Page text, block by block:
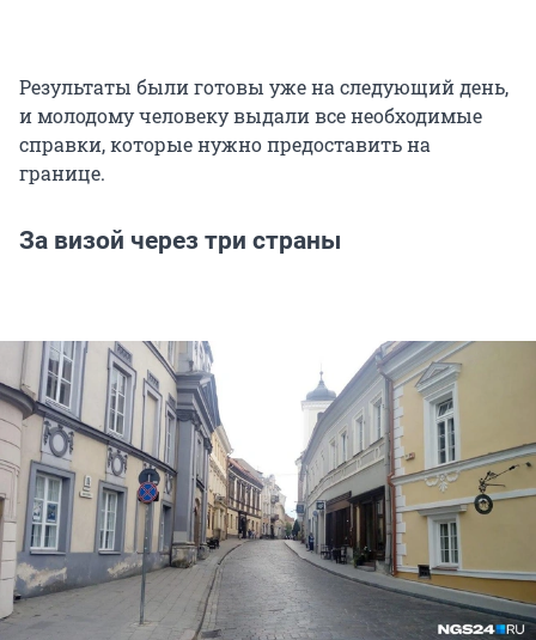
Результаты были готовы уже на следующий день,
и молодому человеку выдали все необходимые
справки, которые нужно предоставить на
границе.
За визой через три страны